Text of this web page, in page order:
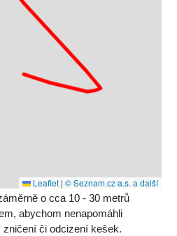
Leaflet | © Seznam.cz a.s. a další
o cca 10 - 30 metrů
abychom nenapomáhli
zničení či odcizení kešek.